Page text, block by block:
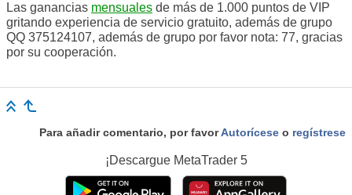
Las ganancias mensuales de más de 1.000 puntos de VIP
gritando experiencia de servicio gratuito, además de grupo
QQ 375124107, además de grupo por favor nota: 77, gracias
por su cooperación.
Para añadir comentario, por favorAutorícese o regístrese
¡Descargue MetaTrader 5